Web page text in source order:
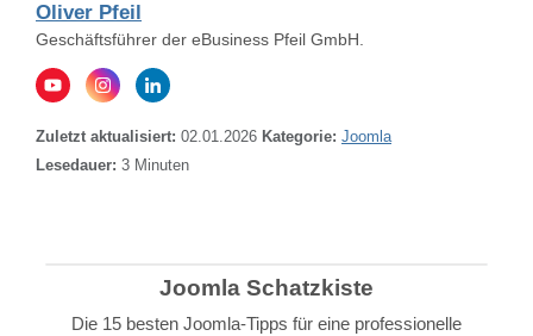
Oliver Pfeil
Geschäftsführer der eBusiness Pfeil GmbH.
Zuletzt aktualisiert: 02.01.2026 Kategorie: Joomla
Lesedauer: 3 Minuten
Joomla Schatzkiste
Die 15 besten Joomla-Tipps für eine professionelle